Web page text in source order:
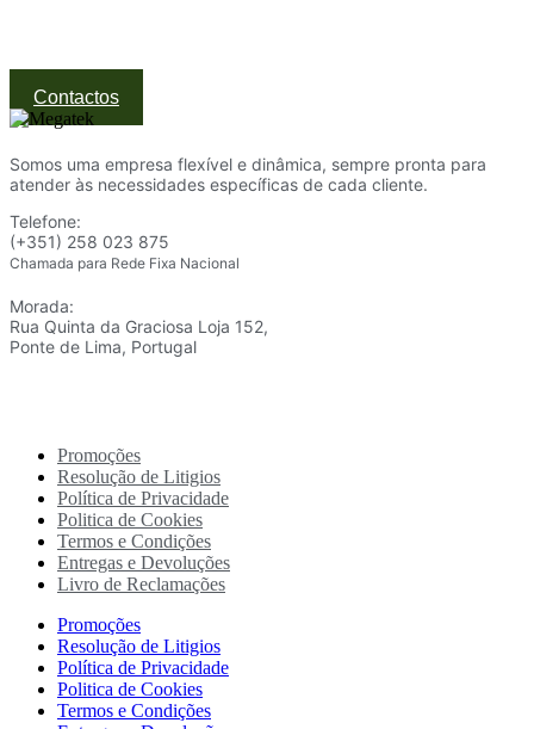
Contactos
Somos uma empresa flexível e dinâmica, sempre pronta para
atender às necessidades específicas de cada cliente.
Telefone:
(+351) 258 023 875
Chamada para Rede Fixa Nacional
Morada:
Rua Quinta da Graciosa Loja 152,
Ponte de Lima, Portugal
Promoções
Resolução de Litigios
Política de Privacidade
Politica de Cookies
Termos e Condições
Entregas e Devoluções
Livro de Reclamações
Promoções
Resolução de Litigios
Política de Privacidade
Politica de Cookies
Termos e Condições